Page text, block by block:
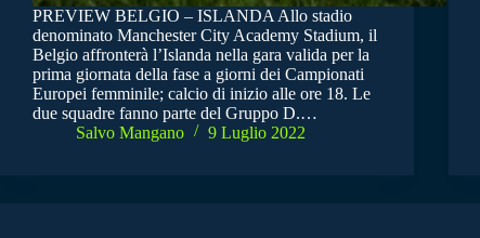
PREVIEW BELGIO – ISLANDA Allo stadio
denominato Manchester City Academy Stadium, il
Belgio affronterà l’Islanda nella gara valida per la
prima giornata della fase a giorni dei Campionati
Europei femminile; calcio di inizio alle ore 18. Le
due squadre fanno parte del Gruppo D.…
Salvo Mangano
9 Luglio 2022